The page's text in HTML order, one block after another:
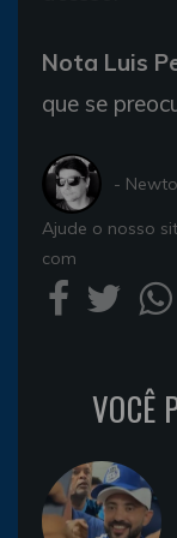
Nota Luis
que se
-
Ajude o nosso
com
VOCÊ